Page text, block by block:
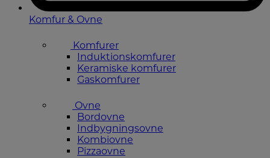
Komfur & Ovne
Komfurer
Induktionskomfurer
Keramiske komfurer
Gaskomfurer
Ovne
Bordovne
Indbygningsovne
Kombiovne
Pizzaovne